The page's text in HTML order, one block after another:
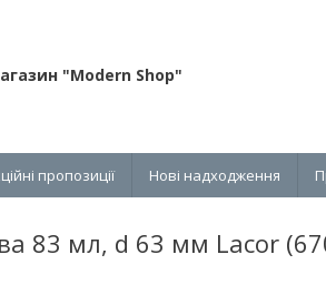
"Modern Shop"
пропозиції Нові надходження
83 мл, d 63 мм Lacor